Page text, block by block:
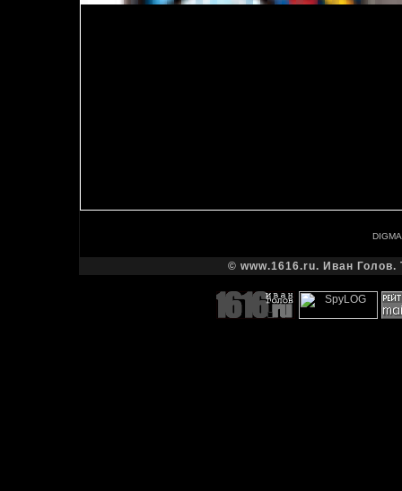
© www.1616.ru. Иван